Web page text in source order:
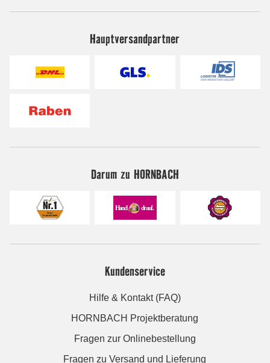
Hauptversandpartner
Darum zu HORNBACH
Kundenservice
Hilfe & Kontakt (FAQ)
HORNBACH Projektberatung
Fragen zur Onlinebestellung
Fragen zu Versand und Lieferung